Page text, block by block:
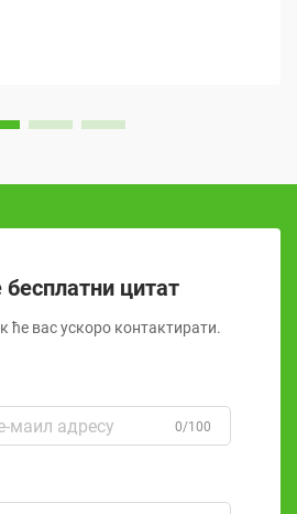
бесплатни цитат
ће вас ускоро контактирати.
0/100